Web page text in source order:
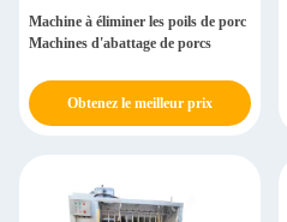
Machine à éliminer les poils de porc
Machines d'abattage de porcs
Obtenez le meilleur prix